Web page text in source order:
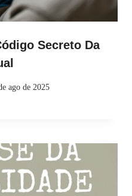
Secreto Da
ago de 2025